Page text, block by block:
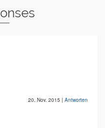
20. Nov. 2015 | Antworten